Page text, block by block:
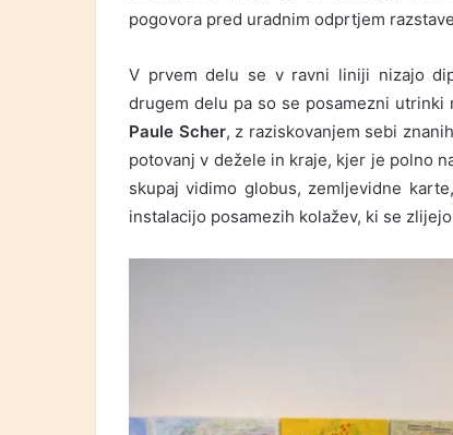
pogovora pred uradnim odprtjem
V prvem delu se v ravni liniji nizajo
drugem delu pa so se posamezni utrinki
Paule Scher, z raziskovanjem sebi
potovanj v dežele in kraje, kjer je polno
skupaj vidimo globus, zemljevidne
instalacijo posamezih kolažev, ki se